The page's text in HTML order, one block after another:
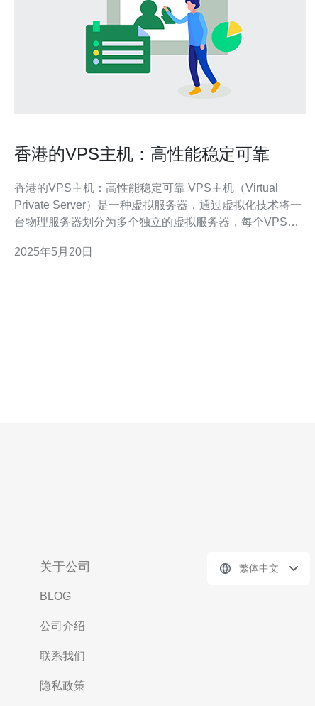
香港的VPS主机：高性能稳定可靠
香港的VPS主机：高性能稳定可靠 VPS主机（Virtual
Private Server）是一种虚拟服务器，通过虚拟化技术将一
台物理服务器划分为多个独立的虚拟服务器，每个VPS拥
性、性能和可靠性，适合中小型网站、应用程序和在线业
2025年5月20日
关于公司
BLOG
公司介绍
联系我们
隐私政策
繁体中文